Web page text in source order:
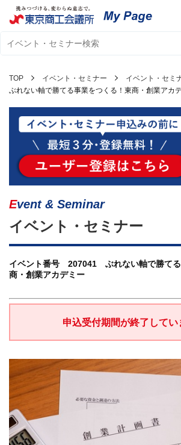
TOP イベント・セミナー
イベント・セミ
ぶれない軸で勝てる事業をつくる！東商・創業アカ
Event & Seminar
イベント・セミナー
イベント番号 207041 ぶれない軸で勝てる
商・創業アカデミー
申込受付期間が終了してい